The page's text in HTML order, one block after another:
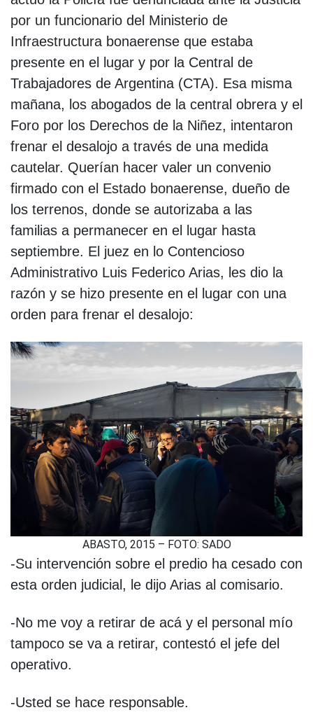
por un funcionario del Ministerio de
Infraestructura bonaerense que estaba
presente en el lugar y por la Central de
Trabajadores de Argentina (CTA). Esa misma
mañana, los abogados de la central obrera y el
Foro por los Derechos de la Niñez, intentaron
frenar el desalojo a través de una medida
cautelar. Querían hacer valer un convenio
firmado con el Estado bonaerense, dueño de
los terrenos, donde se autorizaba a las
familias a permanecer en el lugar hasta
septiembre. El juez en lo Contencioso
Administrativo Luis Federico Arias, les dio la
razón y se hizo presente en el lugar con una
orden para frenar el desalojo:
ABASTO, 2015 – FOTO: SADO
-Su intervención sobre el predio ha cesado con
esta orden judicial, le dijo Arias al comisario.
-No me voy a retirar de acá y el personal mío
tampoco se va a retirar, contestó el jefe del
operativo.
-Usted se hace responsable.